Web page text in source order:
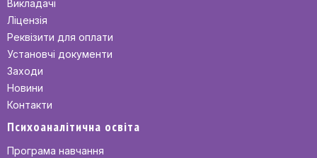
Викладачі
Ліцензія
Реквізити для оплати
Установчі документи
Заходи
Новини
Контакти
Психоаналітична освіта
Програма навчання